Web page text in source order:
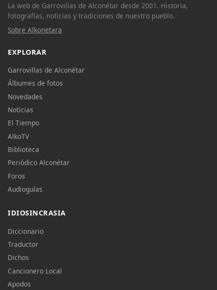
La web de Garrovillas de Alconétar desde 2001. Historia,
fotografías, noticias y tradiciones de nuestro pueblo.
Sobre Alkonetara
EXPLORAR
Garrovillas de Alconétar
Álbumes de fotos
Novedades
Noticias
El Tiempo
AlkoTV
Biblioteca
Periódico Alconétar
Foros
Audioguías
IDIOSINCRASIA
Diccionario
Traductor
Dichos
Cancionero Local
Apodos